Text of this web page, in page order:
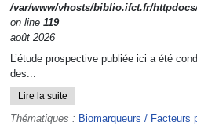
/var/www/vhosts/biblio.ifct.fr/
on line 119
août 2026
L’étude prospective publiée ici a été
des...
Lire la suite
Thématiques : Biomarqueurs / Facteurs